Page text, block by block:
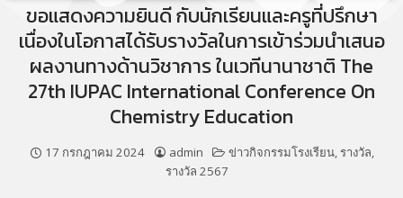
ขอแสดงความยินดี กับนักเรียนและครูที่ปรึกษา
เนื่องในโอกาสได้รับรางวัลในการเข้าร่วมนำเสนอ
ผลงานทางด้านวิชาการ ในเวทีนานาชาติ The
27th IUPAC International Conference On
Chemistry Education
17 กรกฎาคม 2024 admin ข่าวกิจกรรมโรงเรียน,รางวัล,
รางวัล 2567